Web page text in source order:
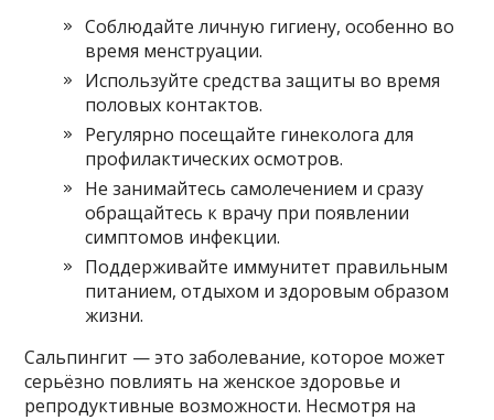
Соблюдайте личную гигиену, особенно во
время менструации.
Используйте средства защиты во время
половых контактов.
Регулярно посещайте гинеколога для
профилактических осмотров.
Не занимайтесь самолечением и сразу
обращайтесь к врачу при появлении
симптомов инфекции.
Поддерживайте иммунитет правильным
питанием, отдыхом и здоровым образом
жизни.
Сальпингит — это заболевание, которое может
серьёзно повлиять на женское здоровье и
репродуктивные возможности. Несмотря на